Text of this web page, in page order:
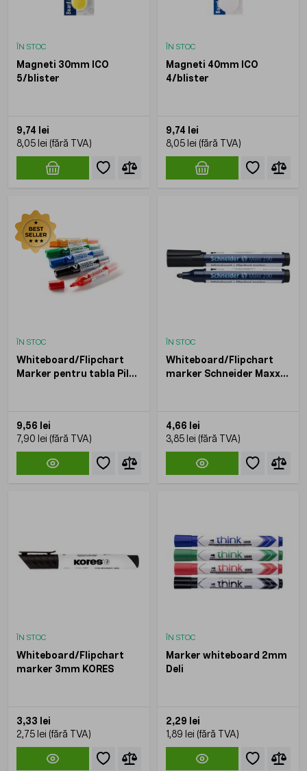
ÎN STOC
Magneti 30mm ICO
5/blister
9,74 lei
8,05 lei
ÎN STOC
Magneti 40mm ICO
4/blister
9,74 lei
8,05 lei
ÎN STOC
Whiteboard/Flipchart
Marker pentru tabla Pilot
9,56 lei
7,90 lei
ÎN STOC
Whiteboard/Flipchart
marker Schneider Maxx
4,66 lei
3,85 lei
ÎN STOC
Whiteboard/Flipchart
marker 3mm KORES
3,33 lei
2,75 lei
ÎN STOC
Marker whiteboard 2mm
Deli
2,29 lei
1,89 lei